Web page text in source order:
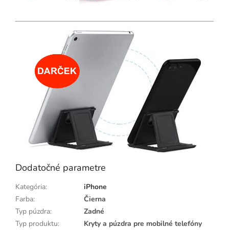
Dodatočné parametre
Kategória:
iPhone
Farba:
Čierna
Typ púzdra:
Zadné
Typ produktu:
Kryty a púzdra pre mobilné telefóny